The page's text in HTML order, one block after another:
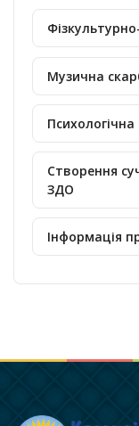
Музична
Створення
ЗДО
Інформація